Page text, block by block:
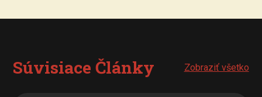
Súvisiace Články Zobraziť všetko